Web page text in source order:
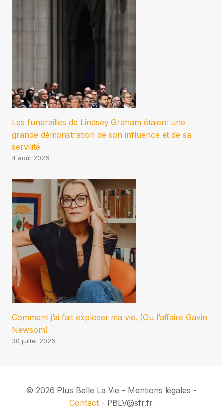
Les funérailles de Lindsey Graham étaient une
grande démonstration de son influence et de sa
servilité
4 août 2026
Comment j’ai fait exploser ma vie. (Ou l’affaire Gavin
Newsom)
30 juillet 2026
© 2026 Plus Belle La Vie - Mentions légales -
Contact - PBLV@sfr.fr